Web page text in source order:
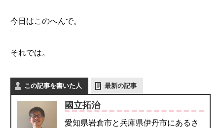
今日はこのへんで。
それでは。
この記事を書いた人 最新の記事
國立拓治
愛知県岩倉市と兵庫県伊丹市にあるさ